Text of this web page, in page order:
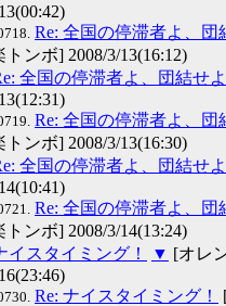
Re: 全国の停滞者よ、団
トンボ] 2008/3/13(16:12)
全国の停滞者よ、団結せよ
Re: 全国の停滞者よ、団
トンボ] 2008/3/13(16:30)
全国の停滞者よ、団結せよ
Re: 全国の停滞者よ、団
トンボ] 2008/3/14(13:24)
イスタイミング！ ▼ [オレ
Re: ナイスタイミング！